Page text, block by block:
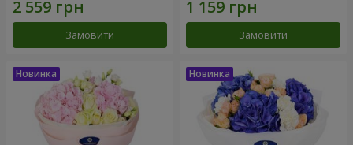
Замовити Замовити